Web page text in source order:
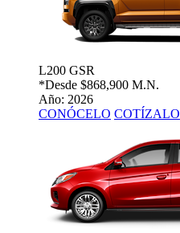
L200 GSR
*Desde $868,900 M.N.
Año: 2026
CONÓCELO COTÍZALO